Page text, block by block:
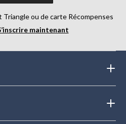
Triangle ou de carte Récompenses
maintenant